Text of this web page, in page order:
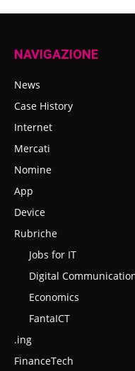
NAVIGAZIONE
News
Case History
Internet
Mercati
Nomine
App
Device
Rubriche
Jobs for IT
Digital
Economics
FantaICT
.ing
FinanceTech